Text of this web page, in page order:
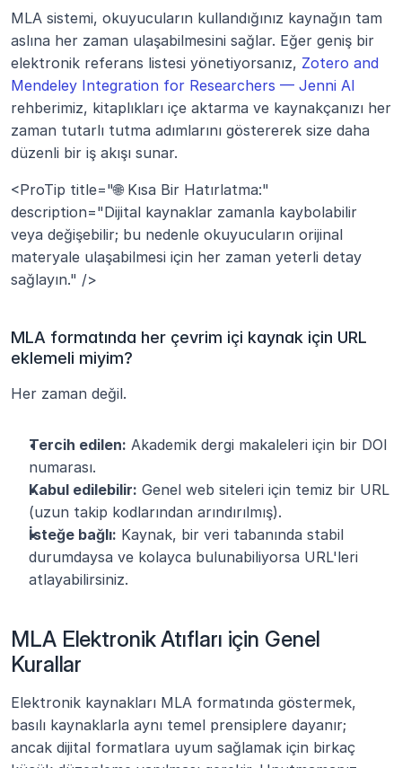
MLA sistemi, okuyucuların kullandığınız kaynağın tam
aslına her zaman ulaşabilmesini sağlar. Eğer geniş bir
elektronik referans listesi yönetiyorsanız, Zotero and
Mendeley Integration for Researchers — Jenni AI
rehberimiz, kitaplıkları içe aktarma ve kaynakçanızı her
zaman tutarlı tutma adımlarını göstererek size daha
düzenli bir iş akışı sunar.
<ProTip title="🌐 Kısa Bir Hatırlatma:"
description="Dijital kaynaklar zamanla kaybolabilir
veya değişebilir; bu nedenle okuyucuların orijinal
materyale ulaşabilmesi için her zaman yeterli detay
sağlayın." />
MLA formatında her çevrim içi kaynak için URL
eklemeli miyim?
Her zaman değil.
Tercih edilen: Akademik dergi makaleleri için bir DOI
numarası.
Kabul edilebilir: Genel web siteleri için temiz bir URL
(uzun takip kodlarından arındırılmış).
İsteğe bağlı: Kaynak, bir veri tabanında stabil
durumdaysa ve kolayca bulunabiliyorsa URL'leri
atlayabilirsiniz.
MLA Elektronik Atıfları için Genel
Kurallar
Elektronik kaynakları MLA formatında göstermek,
basılı kaynaklarla aynı temel prensiplere dayanır;
ancak dijital formatlara uyum sağlamak için birkaç